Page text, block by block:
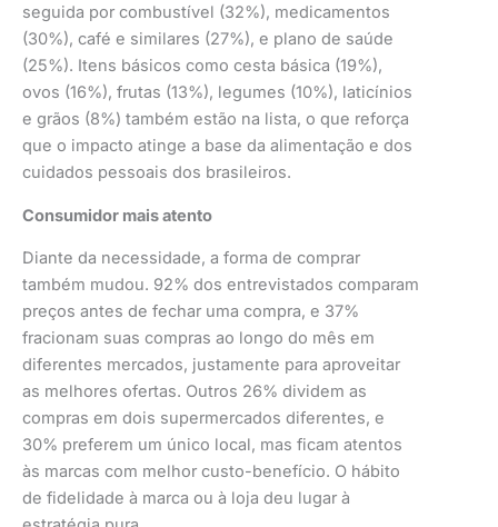
seguida por combustível (32%), medicamentos
(30%), café e similares (27%), e plano de saúde
(25%). Itens básicos como cesta básica (19%),
ovos (16%), frutas (13%), legumes (10%), laticínios
e grãos (8%) também estão na lista, o que reforça
que o impacto atinge a base da alimentação e dos
cuidados pessoais dos brasileiros.
Consumidor mais atento
Diante da necessidade, a forma de comprar
também mudou. 92% dos entrevistados comparam
preços antes de fechar uma compra, e 37%
fracionam suas compras ao longo do mês em
diferentes mercados, justamente para aproveitar
as melhores ofertas. Outros 26% dividem as
compras em dois supermercados diferentes, e
30% preferem um único local, mas ficam atentos
às marcas com melhor custo-benefício. O hábito
de fidelidade à marca ou à loja deu lugar à